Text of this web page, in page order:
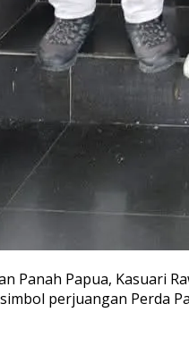
Panah Papua, Kasuari
perjuangan Perda